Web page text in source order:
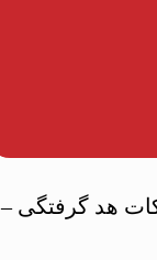
هد گرفتگی –